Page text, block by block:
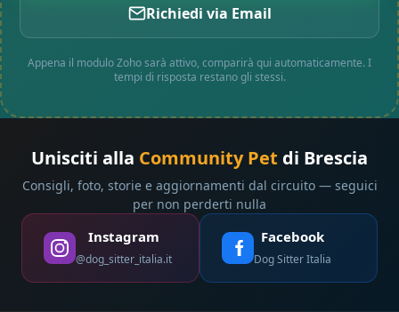
Richiedi via Email
Appena il modulo Zoho sarà attivo, comparirà qui automaticamente. I
tempi di risposta restano gli stessi.
Unisciti alla Community Pet di Brescia
Consigli, foto, storie e aggiornamenti dal circuito — seguici
per non perderti nulla
Instagram
@dog_sitter_italia.it
Facebook
Dog Sitter Italia